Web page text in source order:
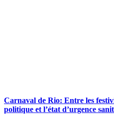
Carnaval de Rio: Entre les
politique et l’état d’urgence